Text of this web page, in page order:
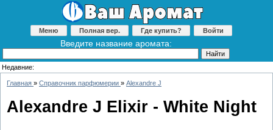
Меню Полная вер. Где купить? Войти
Введите название аромата:
Недавние:
Главная » Справочник парфюмерии » Alexandre J
Alexandre J Elixir - White Night